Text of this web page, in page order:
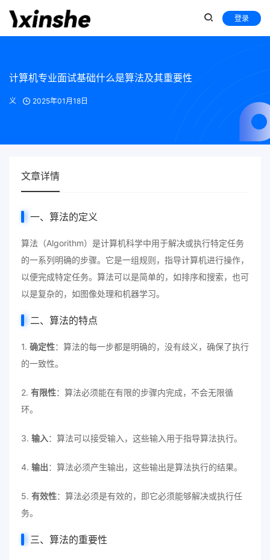
登录
计算机专业面试基础什么是算法及其重要性
义 2025年01月18日
文章详情
一、算法的定义
算法（Algorithm）是计算机科学中用于解决或执行特定任务
的一系列明确的步骤。它是一组规则，指导计算机进行操作，
以便完成特定任务。算法可以是简单的，如排序和搜索，也可
以是复杂的，如图像处理和机器学习。
二、算法的特点
1. 确定性：算法的每一步都是明确的，没有歧义，确保了执行
的一致性。
2. 有限性：算法必须能在有限的步骤内完成，不会无限循
环。
3. 输入：算法可以接受输入，这些输入用于指导算法执行。
4. 输出：算法必须产生输出，这些输出是算法执行的结果。
5. 有效性：算法必须是有效的，即它必须能够解决或执行任
务。
三、算法的重要性